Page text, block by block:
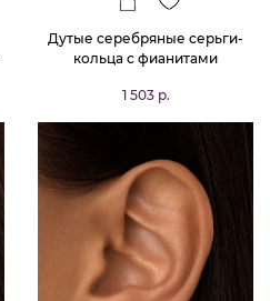
Дутые серебряные серьги-
кольца с фианитами
1 503 р.